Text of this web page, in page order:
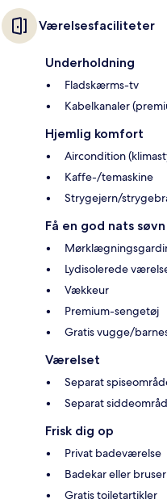
Værelsesfaciliteter
Underholdning
Fladskærms-tv
Kabelkanaler
Hjemlig komfort
Aircondition
Kaffe-/temaskine
Strygejern/
Få en god nats søvn
Lydisolerede
Vækkeur
Premium-sengetøj
Gratis vugge/
Værelset
Separat
Separat
Frisk dig op
Privat badeværelse
Badekar eller bruser
Gratis toiletartikler